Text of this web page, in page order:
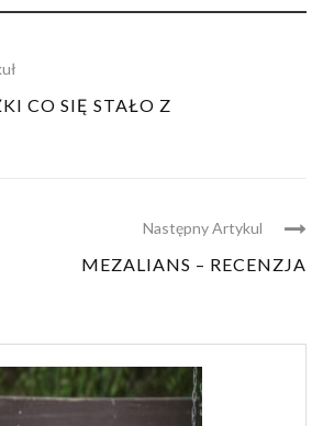
CO SIĘ STAŁO Z
Następny Artykul
MEZALIANS – RECENZJA